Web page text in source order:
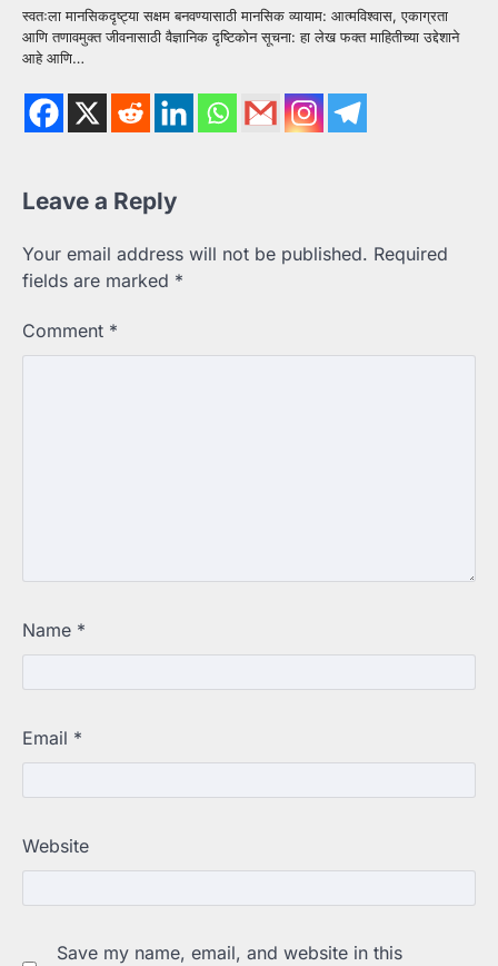
स्वतःला मानसिकदृष्ट्या सक्षम बनवण्यासाठी मानसिक व्यायाम: आत्मविश्वास, एकाग्रता
आणि तणावमुक्त जीवनासाठी वैज्ञानिक दृष्टिकोन सूचना: हा लेख फक्त माहितीच्या उद्देशाने
आहे आणि…
Leave a Reply
Your email address will not be published. Required
fields are marked *
Comment *
Name *
Email *
Website
Save my name, email, and website in this